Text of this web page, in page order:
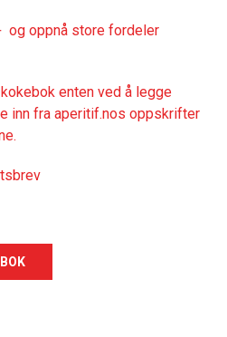
og oppnå store fordeler
enten ved å legge
inn fra aperitif.nos oppskrifter